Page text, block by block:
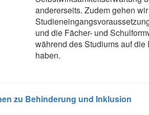
andererseits. Zudem gehen
und die Fächer- und
während des Studiums auf
haben.
zu Behinderung und Inklusion